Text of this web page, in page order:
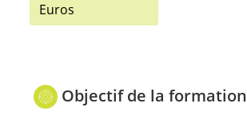
Euros
Objectif de la formation